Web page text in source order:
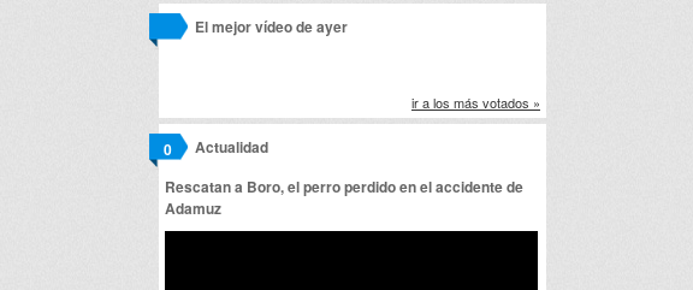
El mejor vídeo de ayer
ir a los más votados »
Actualidad
0
Rescatan a Boro, el perro perdido en el accidente de
Adamuz